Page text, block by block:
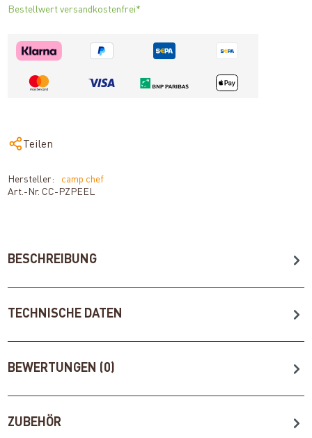
Bestellwert versandkostenfrei*
Teilen
Hersteller:
camp chef
Art.-Nr. CC-PZPEEL
BESCHREIBUNG
TECHNISCHE DATEN
BEWERTUNGEN (0)
ZUBEHÖR